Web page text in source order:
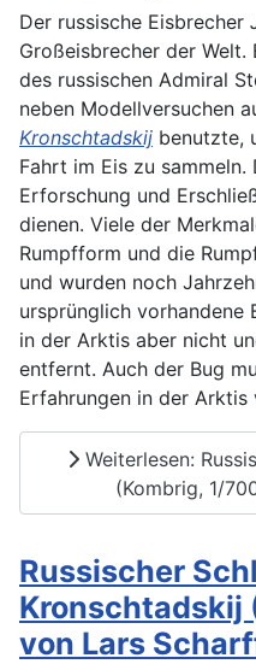
Der russische Eisbrecher
Großeisbrecher der Welt.
des russischen Admiral
neben Modellversuchen
Kronschtadskij benutzte,
Fahrt im Eis zu
Erforschung und
dienen. Viele der
Rumpfform und die
und wurden noch
ursprünglich vorhandene
in der Arktis aber nicht
entfernt. Auch der Bug
Erfahrungen in der
Weiterlesen:
(Kombrig, 1/
Russischer
Kronschtadskij
von Lars